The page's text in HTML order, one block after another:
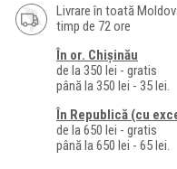
Livrare în toată
timp de 72 ore
În or. Chișinău
de la 350 lei - gratis
până la 350 lei - 35 lei.
În Republică (cu
de la 650 lei - gratis
până la 650 lei - 65 lei.